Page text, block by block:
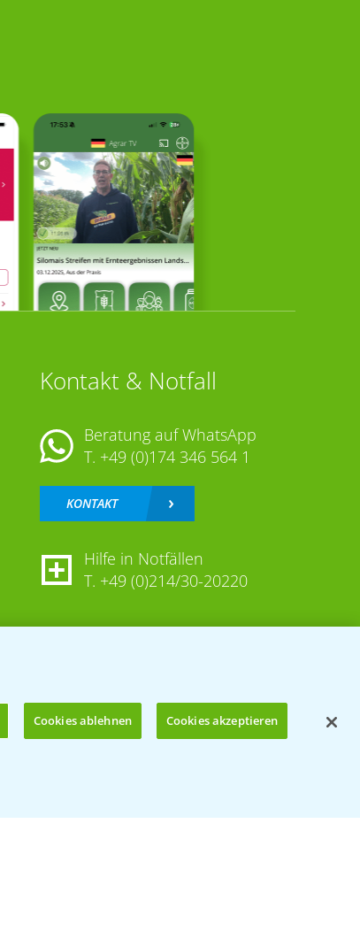
Kontakt & Notfall
Beratung auf WhatsApp
T. +49 (0)174 346 564 1
KONTAKT
Hilfe in Notfällen
T. +49 (0)214/30-20220
Cookies ablehnen Cookies akzeptieren